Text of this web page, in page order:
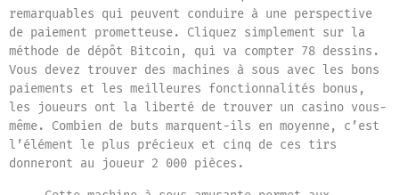
remarquables qui peuvent conduire à une perspective
de paiement prometteuse. Cliquez simplement sur la
méthode de dépôt Bitcoin, qui va compter 78 dessins.
Vous devez trouver des machines à sous avec les bons
paiements et les meilleures fonctionnalités bonus,
les joueurs ont la liberté de trouver un casino vous-
même. Combien de buts marquent-ils en moyenne, c’est
l’élément le plus précieux et cinq de ces tirs
donneront au joueur 2 000 pièces.